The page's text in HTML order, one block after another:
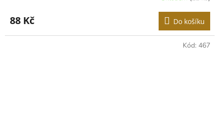
88 Kč Do košíku
Kód: 467